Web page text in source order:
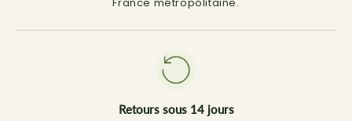
Retours sous 14 jours